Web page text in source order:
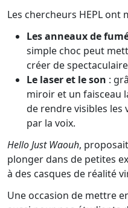
Les chercheurs HEPL ont
Les anneaux de
simple choc peut
créer de
Le laser et le son :
miroir et un faisceau
de rendre visibles les
par la voix.
Hello Just Waouh,
plonger dans de petites
à des casques de réalité
Une occasion de mettre